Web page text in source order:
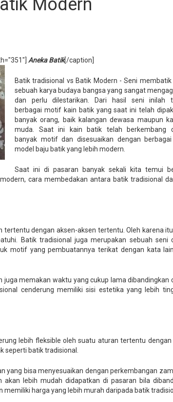
Modern
Aneka Batik[/caption]
Batik tradisional vs Batik Modern - Seni membatik
sebuah karya budaya bangsa yang sangat
dan perlu dilestarikan. Dari hasil seni inilah
berbagai motif kain batik yang saat ini telah
banyak orang, baik kalangan dewasa maupun
muda. Saat ini kain batik telah berkembang
banyak motif dan disesuaikan dengan
model baju batik yang lebih modern.
Saat ini di pasaran banyak sekali kita temui
cara membedakan antara batik tradisional
dengan aksen-aksen tertentu. Oleh karena
Batik tradisional juga merupakan sebuah seni
motif yang pembuatannya terikat dengan kata
memakan waktu yang cukup lama dibandingkan
cenderung memiliki sisi estetika yang lebih
lebih fleksible oleh suatu aturan tertentu dengan
batik tradisional.
yang bisa menyesuaikan dengan perkembangan
lebih mudah didapatkan di pasaran bila
harga yang lebih murah daripada batik